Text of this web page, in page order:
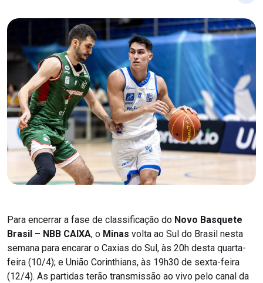
Para encerrar a fase de classificação do Novo Basquete
Brasil – NBB CAIXA, o Minas volta ao Sul do Brasil nesta
semana para encarar o Caxias do Sul, às 20h desta quarta-
feira (10/4); e União Corinthians, às 19h30 de sexta-feira
(12/4). As partidas terão transmissão ao vivo pelo canal da